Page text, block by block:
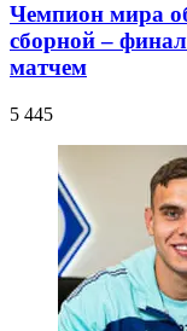
Чемпион мира
сборной –
матчем
5 445